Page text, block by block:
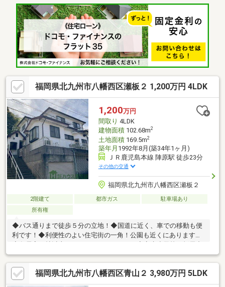
でおられますので事前に日程調整が必要です。できるだけご希望
日で調整をしますのでお早めにご連絡ください。営業時間 10時～
16時（休：水曜日、第2、3火曜日） お気軽にお電話ください
0120-210-393━━━━━━━━━━━━━━━━━━━━━━□□
福岡県北九州市八幡西区瀬板２ 1,200万円 4LDK
1,200万円
間取り 4LDK
建物面積102.68m2
土地面積169.5m2
築年月 1992年8月(築34年1ヶ月)
ＪＲ鹿児島本線 陣原駅 徒歩23分
その他の交通
福岡県北九州市八幡西区瀬板２
2階建て 都市ガス
駐車場あり
所有権
◆バス通りまで徒歩５分の立地！◆国道に近く、車での移動も便
利です！◆利便性のよい住宅街の一角！公園も近くにあります！
学校エリアです！◆火力に自信のある都市ガス利用可！！◆徒歩
１０分圏内にコンビニ・ドラッグストア・スーパーあり！☆この
機会にお気軽に、お問合せ下さい☆ 担当直通：やまがた 090-
9279-8026 Mail ： t.yamagata@house-club.co.jp
福岡県北九州市八幡西区青山２ 3,980万円 5LDK